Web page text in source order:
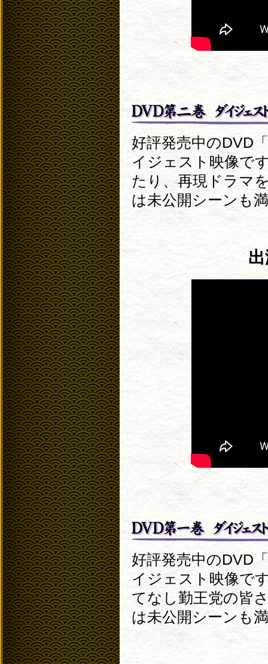
好評発売中のDVD
イジェスト映像で
たり、再現ドラマ
は未公開シーンも
好評発売中のDVD
イジェスト映像で
てなし勤王党の皆
は未公開シーンも